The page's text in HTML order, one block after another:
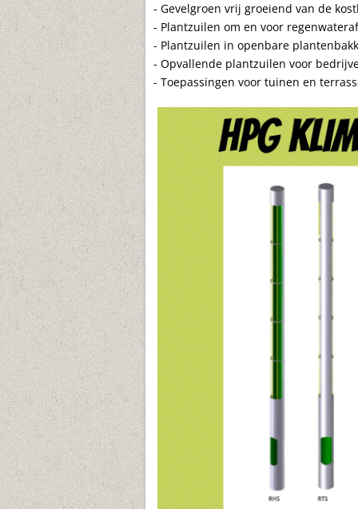
- Gevelgroen vrij groeiend van de
- Plantzuilen om en voor
- Plantzuilen in openbare
- Opvallende plantzuilen voor
- Toepassingen voor tuinen en